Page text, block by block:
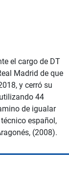
el cargo de DT
Madrid de que
y cerró su
44
de igualar
español,
(2008).